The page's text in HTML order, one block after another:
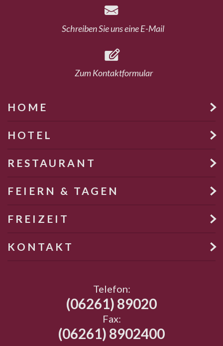

Schreiben Sie uns eine E-Mail

Zum Kontaktformular
HOME 
HOTEL 
RESTAURANT 
FEIERN & TAGEN 
FREIZEIT 
KONTAKT 
Telefon:
(06261) 89020
Fax:
(06261) 8902400